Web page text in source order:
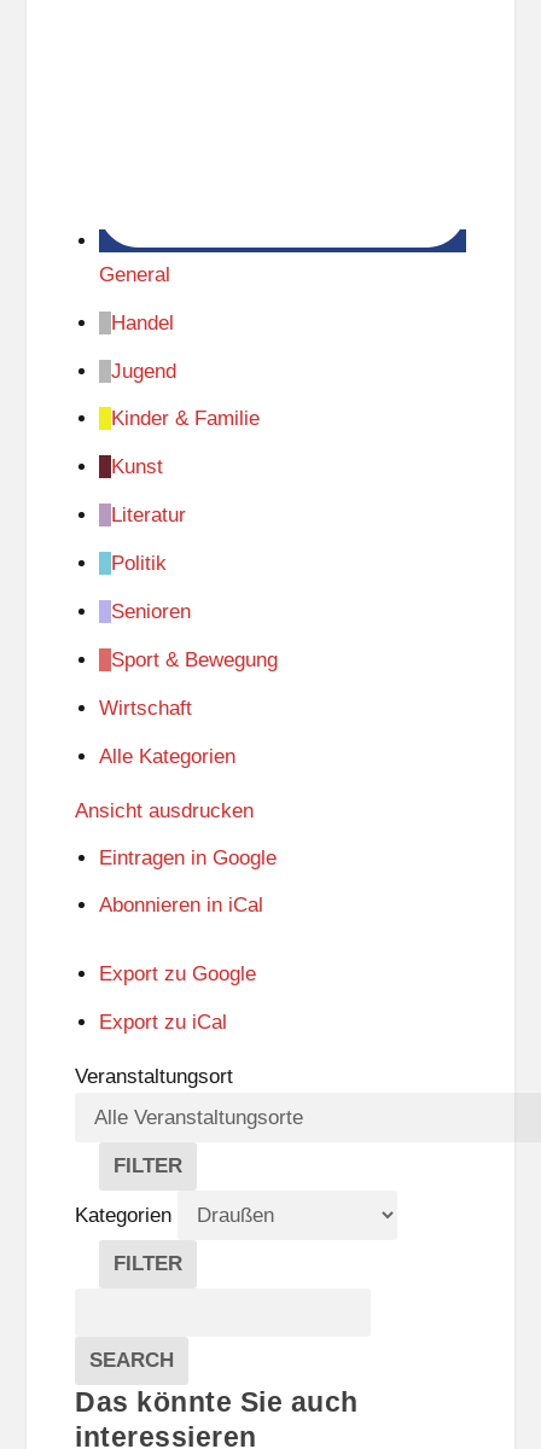
General
Handel
Jugend
Kinder & Familie
Kunst
Literatur
Politik
Senioren
Sport & Bewegung
Wirtschaft
Alle Kategorien
Ansicht ausdrucken
Eintragen in Google
Abonnieren in iCal
Export zu Google
Export zu iCal
Veranstaltungsort
FILTER
V
E
R
A
A
L
T
U
Kategorien
FILTER
E
G
O
R
Veranstaltungen
SEARCH
Das könnte Sie auch
interessieren